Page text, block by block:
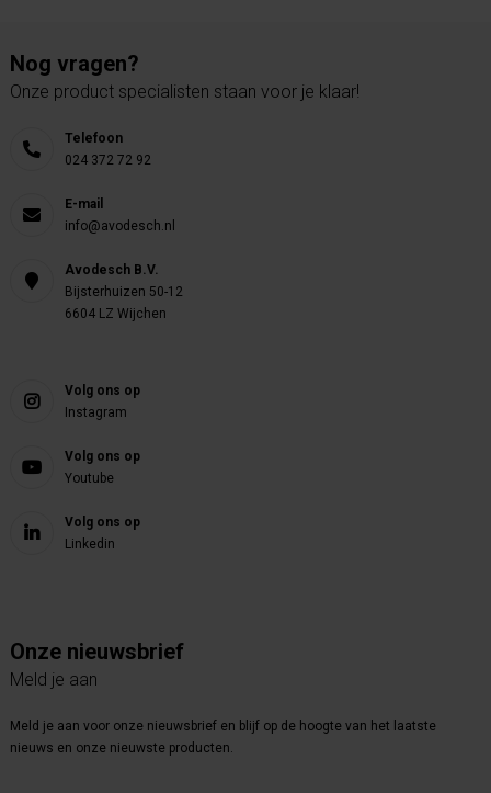
Nog vragen?
Onze product specialisten staan voor je klaar!
Telefoon
024 372 72 92
E-mail
info@avodesch.nl
Avodesch B.V.
Bijsterhuizen 50-12
6604 LZ Wijchen
Volg ons op
Instagram
Volg ons op
Youtube
Volg ons op
Linkedin
Onze nieuwsbrief
Meld je aan
Meld je aan voor onze nieuwsbrief en blijf op de hoogte van het laatste
nieuws en onze nieuwste producten.